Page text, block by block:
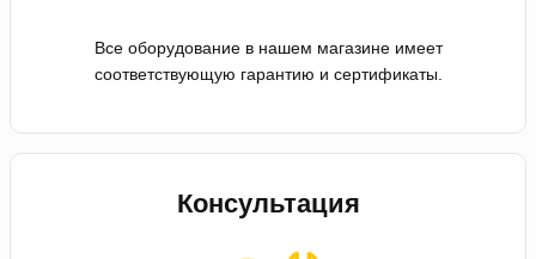
Все оборудование в нашем магазине имеет
соответствующую гарантию и сертификаты.
Консультация